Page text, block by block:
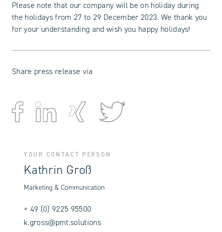
Please note that our company will be on holiday during
the holidays from 27 to 29 December 2023. We thank you
for your understanding and wish you happy holidays!
Share press release via
YOUR CONTACT PERSON
Kathrin Groß
Marketing & Communication
+ 49 (0) 9225 95500
k.gross@pmt.solutions